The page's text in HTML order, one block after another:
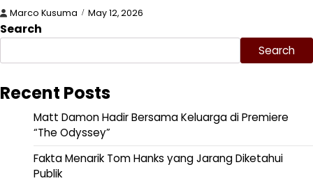
Marco Kusuma May 12, 2026
Search
Search
Recent Posts
Matt Damon Hadir Bersama Keluarga di Premiere
“The Odyssey”
Fakta Menarik Tom Hanks yang Jarang Diketahui
Publik